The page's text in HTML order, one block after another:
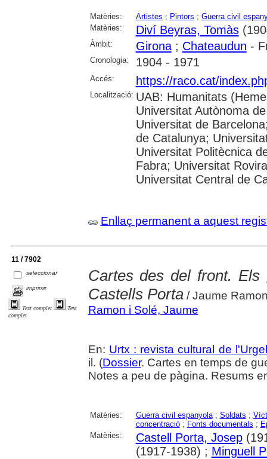
Matèries: Artistes ; Pintors ; Guerra civil
Matèries:
Diví Beyras, Tomàs
Àmbit: Girona; Chateaudun -
Cronologia: 1904 - 1971
Accés: https://raco.cat/
Localització: UAB: Humanitats
Universitat Autònoma
Universitat de
de Catalunya;
Universitat Politècnica
Fabra; Universitat
Universitat Central de
Enllaç permanent a aquest
11 / 7902
seleccionar
imprimir
Text complet
Text
complet
Cartes des del front. Els
Castells Porta/ Jaume
Ramon i Solé, Jaume
En: Urtx : revista cultural de
il. (Dossier. Cartes en temps de
Notes a peu de pàgina. Resums
Matèries: Guerra civil espanyola; Soldats ;
concentració; Fonts documentals ;
Matèries:
Castell Porta, Josep
(1917-1938) ; Minguell